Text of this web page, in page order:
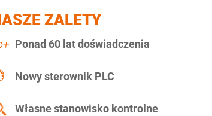
ZALETY
Ponad 60 lat doświadczenia
Nowy sterownik PLC
Własne stanowisko kontrolne